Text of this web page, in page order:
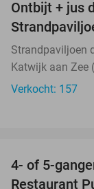
Ontbijt + jus
Strandpaviljoen
Katwijk aan Zee
Verkocht: 157
4- of 5-
Restaurant